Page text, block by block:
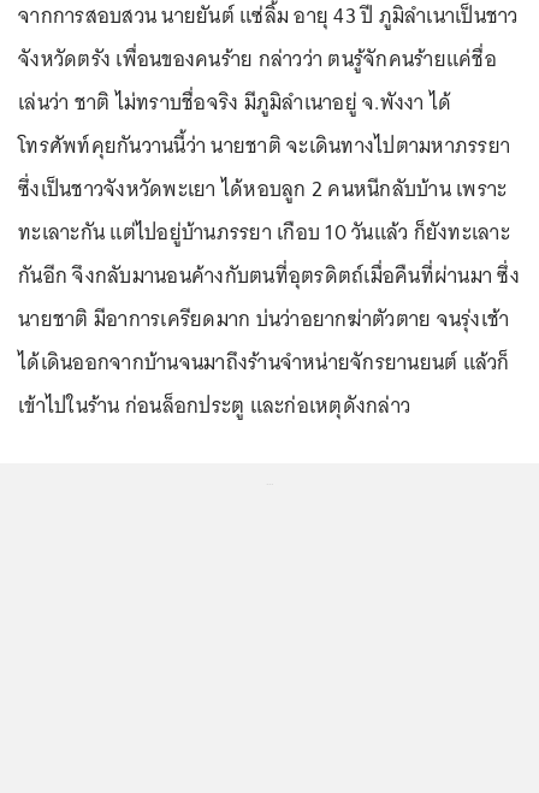
จากการสอบสวน นายยันต์ แซ่ลิ้ม อายุ 43 ปี ภูมิลำเนาเป็นชาว
จังหวัดตรัง เพื่อนของคนร้าย กล่าวว่า ตนรู้จักคนร้ายแค่ชื่อ
เล่นว่า ชาติ ไม่ทราบชื่อจริง มีภูมิลำเนาอยู่ จ.พังงา ได้
โทรศัพท์คุยกันวานนี้ว่า นายชาติ จะเดินทางไปตามหาภรรยา
ซึ่งเป็นชาวจังหวัดพะเยา ได้หอบลูก 2 คนหนีกลับบ้าน เพราะ
ทะเลาะกัน แต่ไปอยู่บ้านภรรยา เกือบ 10 วันแล้ว ก็ยังทะเลาะ
กันอีก จึงกลับมานอนค้างกับตนที่อุตรดิตถ์เมื่อคืนที่ผ่านมา ซึ่ง
นายชาติ มีอาการเครียดมาก บ่นว่าอยากฆ่าตัวตาย จนรุ่งเช้า
ได้เดินออกจากบ้านจนมาถึงร้านจำหน่ายจักรยานยนต์ แล้วก็
เข้าไปในร้าน ก่อนล็อกประตู และก่อเหตุดังกล่าว